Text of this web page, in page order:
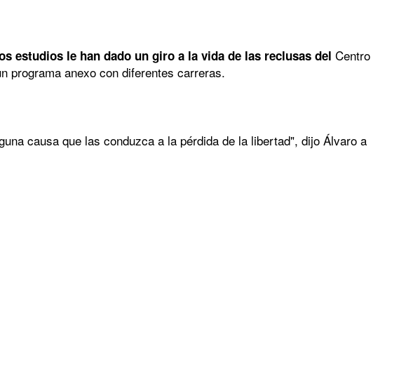
estudios le han dado un giro a la vida de las reclusas del Centro
programa anexo con diferentes carreras.
causa que las conduzca a la pérdida de la libertad", dijo Álvaro a